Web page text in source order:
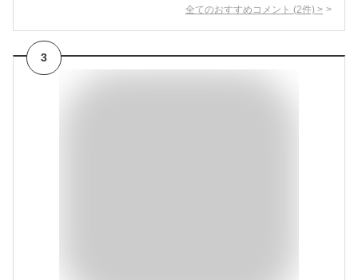
全てのおすすめコメント (2件) >
3